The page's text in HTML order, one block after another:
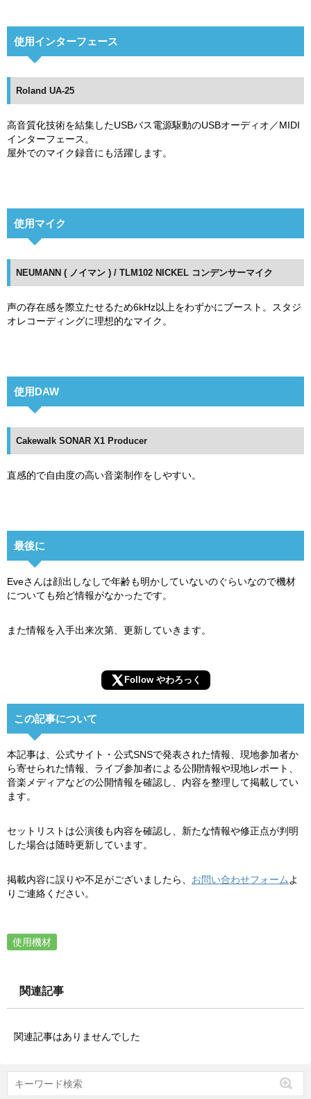
使用インターフェース
Roland UA-25
高音質化技術を結集したUSBバス電源駆動のUSBオーディオ／MIDI
インターフェース。
屋外でのマイク録音にも活躍します。
使用マイク
NEUMANN ( ノイマン ) / TLM102 NICKEL コンデンサーマイク
声の存在感を際立たせるため6kHz以上をわずかにブースト。スタジ
オレコーディングに理想的なマイク。
使用DAW
Cakewalk SONAR X1 Producer
直感的で自由度の高い音楽制作をしやすい。
最後に
Eveさんは顔出しなしで年齢も明かしていないのぐらいなので機材
についても殆ど情報がなかったです。
また情報を入手出来次第、更新していきます。
Follow やわろっく
この記事について
本記事は、公式サイト・公式SNSで発表された情報、現地参加者か
ら寄せられた情報、ライブ参加者による公開情報や現地レポート、
音楽メディアなどの公開情報を確認し、内容を整理して掲載してい
ます。
セットリストは公演後も内容を確認し、新たな情報や修正点が判明
した場合は随時更新しています。
掲載内容に誤りや不足がございましたら、 お問い合わせフォームよ
りご連絡ください。
使用機材
関連記事
関連記事はありませんでした